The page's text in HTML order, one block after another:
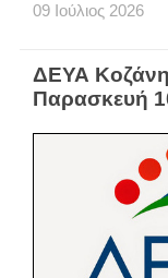
09 Ιούλιος 2026
ΔΕΥΑ
Παρασκευή